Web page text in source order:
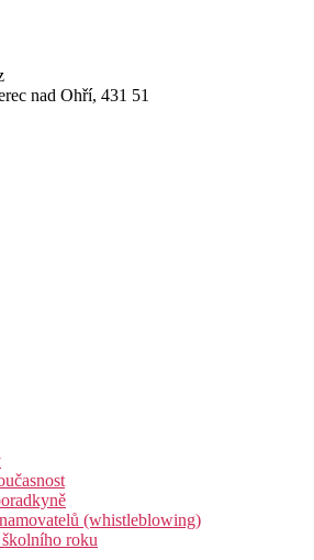
nad Ohří, 431 51
(whistleblowing)
roku